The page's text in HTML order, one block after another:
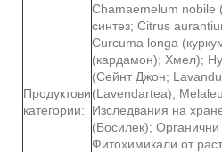
Продуктови
категории:
Chamaemelum nobile
синтез; Citrus
Curcuma longa
(кардамон); Хмел);
(Сейнт Джон;
(Lavendartea);
Изследвания на
(Босилек);
Фитохимикали от